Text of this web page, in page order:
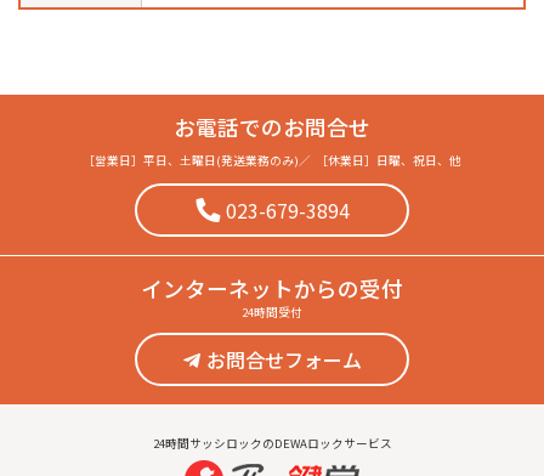
お電話でのお問合せ
［営業日］ 平日、土曜日(発送業務のみ) ／ ［休業日］ 日曜、祝日、他
023-679-3894
インターネットからの受付
24時間受付
お問合せフォーム
24時間サッシロックのDEWAロックサービス